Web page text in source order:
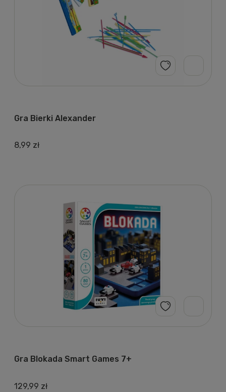
Gra Bierki Alexander
8,99 zł
Gra Blokada Smart Games 7+
129,99 zł